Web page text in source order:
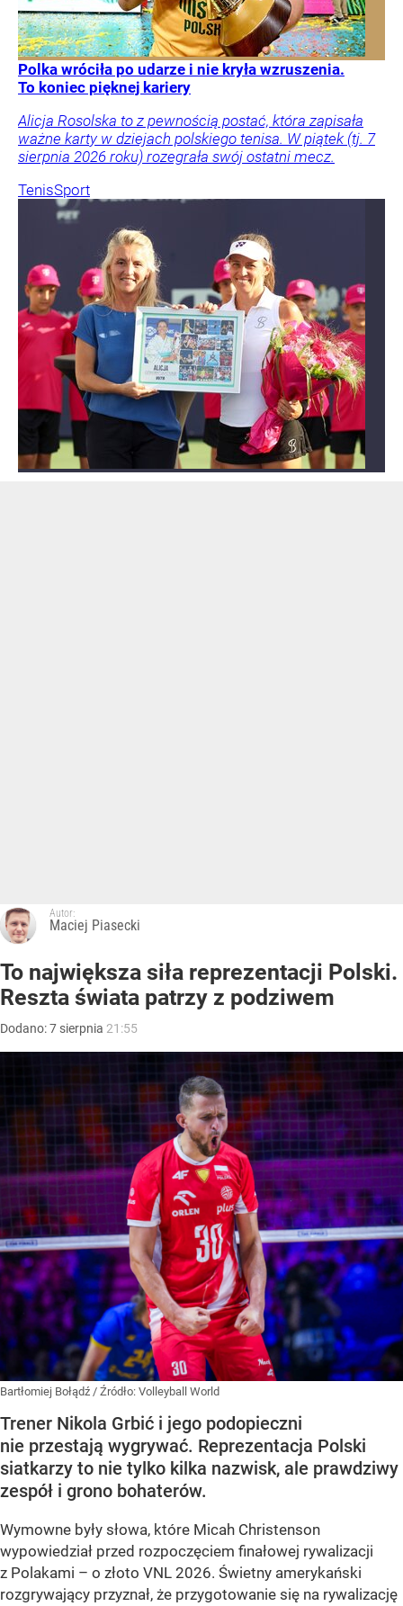
Polka wróciła po udarze i nie kryła wzruszenia.
To koniec pięknej kariery
Alicja Rosolska to z pewnością postać, która zapisała
ważne karty w dziejach polskiego tenisa. W piątek (tj. 7
sierpnia 2026 roku) rozegrała swój ostatni mecz.
TenisSport
Autor:
Maciej Piasecki
To największa siła reprezentacji Polski.
Reszta świata patrzy z podziwem
Dodano:7 sierpnia 21:55
Bartłomiej Bołądź / Źródło: Volleyball World
Trener Nikola Grbić i jego podopieczni
nie przestają wygrywać. Reprezentacja Polski
siatkarzy to nie tylko kilka nazwisk, ale prawdziwy
zespół i grono bohaterów.
Wymowne były słowa, które Micah Christenson
wypowiedział przed rozpoczęciem finałowej rywalizacji
z Polakami – o złoto VNL 2026. Świetny amerykański
rozgrywający przyznał, że przygotowanie się na rywalizację